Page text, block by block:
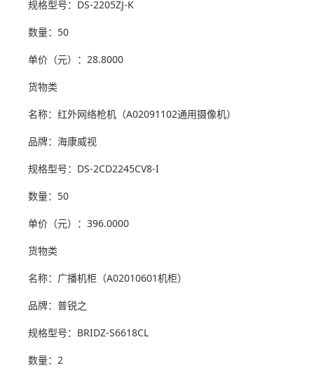
规格型号：DS-2205ZJ-K
数量：50
单价（元）：28.8000
货物类
名称：红外网络枪机（A02091102通用摄像机）
品牌：海康威视
规格型号：DS-2CD2245CV8-I
数量：50
单价（元）：396.0000
货物类
名称：广播机柜（A02010601机柜）
品牌：普锐之
规格型号：BRIDZ-S6618CL
数量：2